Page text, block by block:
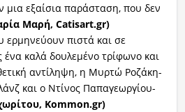
μια εξαίσια παράσταση, που δεν
Μαρή, Catisart.gr)
ερμηνεύουν πιστά και σε
καλά δουλεμένο τρίφωνο και
αντίληψη, η Μυρτώ Ροζάκη-
και ο Ντίνος Παπαγεωργίου-
Kommon.gr)